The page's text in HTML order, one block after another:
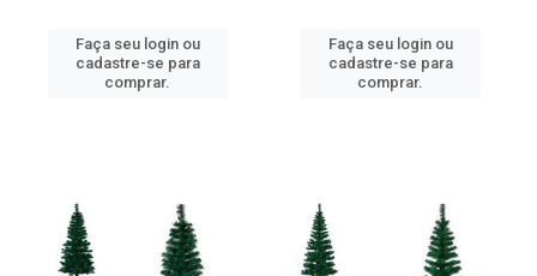
Faça seu login ou
cadastre-se para
comprar.
Faça seu login ou
cadastre-se para
comprar.